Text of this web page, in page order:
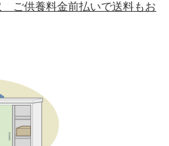
30年5月23日(水)
29年6月14日(水)
28年12月15日(木)
成28年6月16日(木)
供養料金前払いで送料もお